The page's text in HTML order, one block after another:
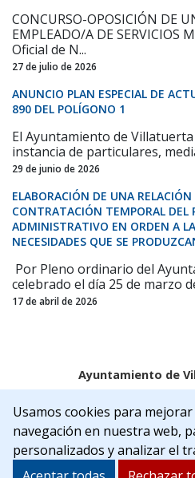
CONCURSO-OPOSICIÓN DE
EMPLEADO/A DE SERVICIOS
Oficial de N...
27 de julio de 2026
ANUNCIO PLAN ESPECIAL DE
890 DEL POLÍGONO 1
El Ayuntamiento de
instancia de particulares,
29 de junio de 2026
ELABORACIÓN DE UNA
CONTRATACIÓN TEMPORAL DEL
ADMINISTRATIVO EN ORDEN A
NECESIDADES QUE SE
Por Pleno ordinario del
celebrado el día 25 de marzo
17 de abril de 2026
Ayuntamiento de
Aviso de
C/Rua Nueva, 22 | 31132 |
Tel. 948 541175
Usamos cookies para
navegación en nuestra web,
personalizados y analizar el